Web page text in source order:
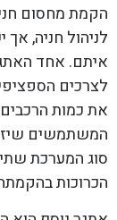
הקמת מחסום
לניהול חניה,
איתם. אחד
לצרכים
את כמות
המשתמשים
סוג המערכת
הכרוכות